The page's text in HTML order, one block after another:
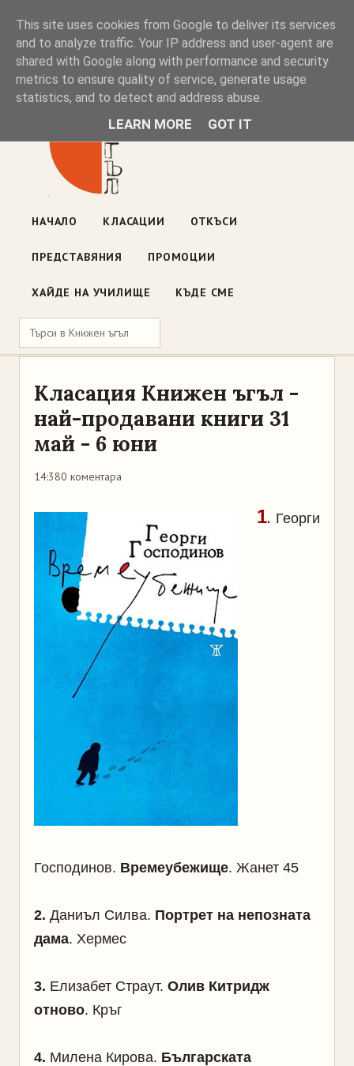
Книжен ъгъл
Блог на книжарницата — класации, откъси, нови книги
ул. „Оборище" 117, София· пон–пет 10:00–19:00 ·
НАЧАЛО КЛАСАЦИИ ОТКЪСИ
ПРЕДСТАВЯНИЯ ПРОМОЦИИ
ХАЙДЕ НА УЧИЛИЩЕ КЪДЕ СМЕ
Класация Книжен ъгъл -
най-продавани книги 31
май - 6 юни
14:380 коментара
1. Георги
Господинов. Времеубежище. Жанет 45
2. Даниъл Силва. Портрет на непозната
дама. Хермес
3. Елизабет Страут. Олив Китридж
отново. Кръг
4. Милена Кирова. Българската
This site uses cookies from Google to deliver its services
and to analyze traffic. Your IP address and user-agent are
shared with Google along with performance and security
metrics to ensure quality of service, generate usage
statistics, and to detect and address abuse.
LEARN MORE GOT IT